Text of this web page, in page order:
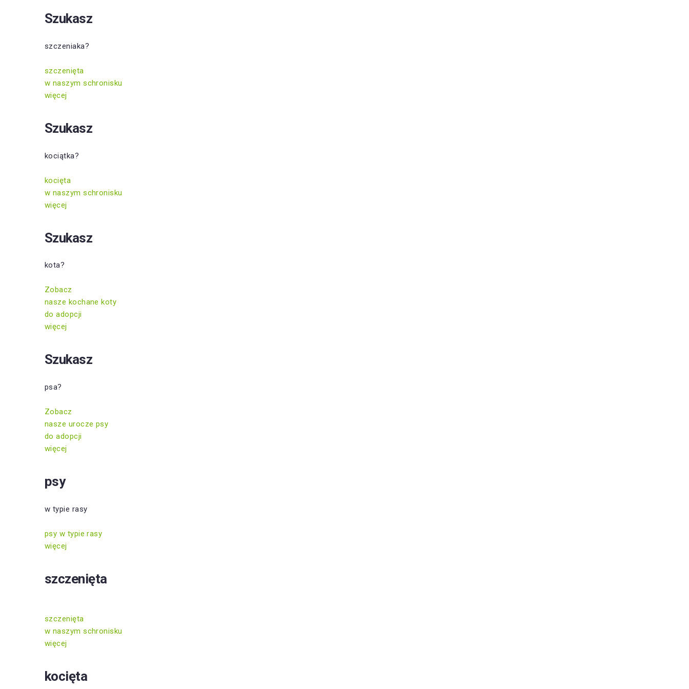
Szukasz
szczeniaka?
szczenięta
w naszym schronisku
więcej
Szukasz
kociątka?
kocięta
w naszym schronisku
więcej
Szukasz
kota?
Zobacz
nasze kochane koty
do adopcji
więcej
Szukasz
psa?
Zobacz
nasze urocze psy
do adopcji
więcej
psy
w typie rasy
psy w typie rasy
więcej
szczenięta
szczenięta
w naszym schronisku
więcej
kocięta